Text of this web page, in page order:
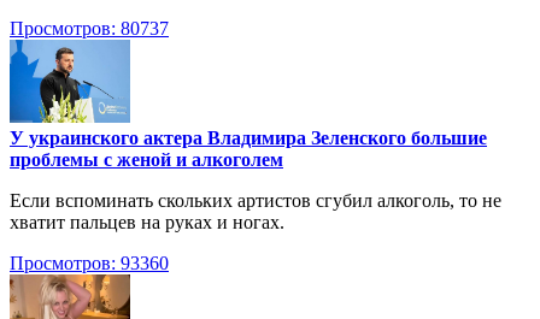
Просмотров: 80737
У украинского актера Владимира Зеленского большие
проблемы с женой и алкоголем
Если вспоминать скольких артистов сгубил алкоголь, то не
хватит пальцев на руках и ногах.
Просмотров: 93360